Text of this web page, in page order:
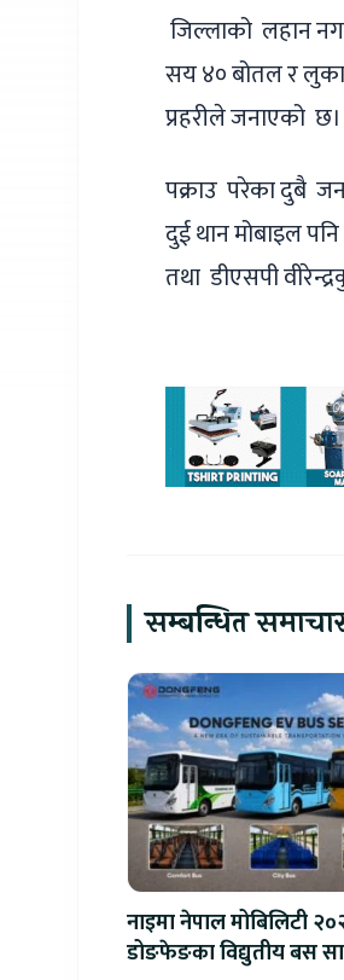
जिल्लाको लहान
सय ४० बोतल र
प्रहरीले जनाएको छ।
पक्राउ परेका दुबै
दुई थान मोबाइल
तथा डीएसपी
सम्बन्धित
नाइमा नेपाल मोबिलिटी
डोङफेङका विद्युतीय बस